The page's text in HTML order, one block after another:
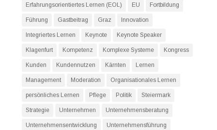
Erfahrungsorientiertes Lernen (EOL) EU Fortbildung
Führung Gastbeitrag Graz Innovation
Integriertes Lernen Keynote Keynote Speaker
Klagenfurt Kompetenz Komplexe Systeme Kongress
Kunden Kundennutzen Kärnten Lernen
Management Moderation Organisationales Lernen
persönliches Lernen Pflege Politik Steiermark
Strategie Unternehmen Unternehmensberatung
Unternehmensentwicklung Unternehmensführung